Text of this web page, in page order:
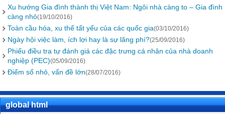
Xu hướng Gia đình thành thị Việt Nam: Ngôi nhà càng to – Gia đình
càng nhỏ(19/10/2016)
Toàn cầu hóa, xu thế tất yếu của các quốc gia(03/10/2016)
Ngày hội việc làm, ích lợi hay là sự lãng phí?(25/09/2016)
Phiếu điều tra tự đánh giá các đặc trưng cá nhân của nhà doanh
nghiệp (PEC)(05/09/2016)
Điểm số nhỏ, vấn đề lớn(28/07/2016)
global html